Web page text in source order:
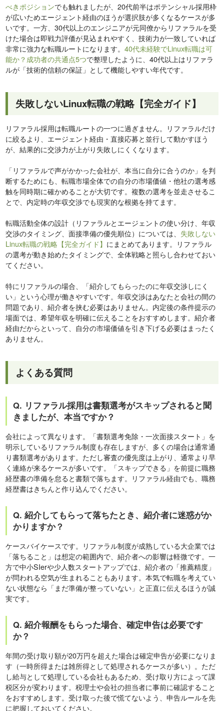
べきポジションでも触れましたが、20代前半はポテンシャル採用枠
が広いためエージェント経由のほうが選択肢が多くなるケースが多
いです。一方、30代以上のエンジニアが元同僚からリファラルを受
けた場合は即戦力評価が見込まれやすく、技術力が一致していれば
非常に強力な転職ルートになります。40代未経験でLinux転職は可
能か？成功者の共通点5つで整理したように、40代以上はリファラ
ルが「技術的信頼の保証」として機能しやすい年代です。
失敗しないLinux転職の戦略【完全ガイド】
リファラル採用は転職ルートの一つに過ぎません。リファラルだけ
に絞るより、エージェント経由・直接応募と並行して動かすほう
が、結果的に交渉力が上がり失敗しにくくなります。
「リファラルで声がかかった会社が、本当に自分に合うのか」を判
断するためにも、転職市場全体での自分の市場価値・他社の選考感
触を同時期に確かめることが大切です。複数の選考を並走させるこ
とで、内定時の年収交渉でも現実的な根拠を持てます。
転職活動全体の設計（リファラルとエージェントの使い分け、年収
交渉のタイミング、面接準備の優先順位）については、 失敗しない
Linux転職の戦略【完全ガイド】 にまとめてあります。リファラル
の選考が動き始めたタイミングで、全体戦略と照らし合わせておい
てください。
特にリファラルの場合、「紹介してもらったのに年収交渉しにく
い」という心理が働きやすいです。年収交渉はあなたと会社の間の
問題であり、紹介者を挟む必要はありません。内定後の条件提示の
場面では、希望年収を明確に伝えることをおすすめします。紹介者
経由だからといって、自分の市場価値を引き下げる必要はまったく
ありません。
よくある質問
Q. リファラル採用は書類選考がスキップされると聞
きましたが、本当ですか？
会社によって異なります。「書類選考免除・一次面接スタート」を
明示しているリファラル制度も存在しますが、多くの場合は通常通
り書類選考があります。ただし審査の優先度は上がり、通常より早
く連絡が来るケースが多いです。「スキップできる」を前提に職務
経歴書の準備を怠ると書類で落ちます。リファラル経由でも、職務
経歴書はきちんと作り込んでください。
Q. 紹介してもらって落ちたとき、紹介者に迷惑がか
かりますか？
ケースバイケースです。リファラル制度が成熟している大企業では
「落ちること」は想定の範囲内で、紹介者への影響は軽微です。一
方で中小SIerや少人数スタートアップでは、紹介者の「推薦精度」
が問われる空気が生まれることもあります。本気で転職を考えてい
ない状態なら「まだ準備が整っていない」と正直に伝えるほうが誠
実です。
Q. 紹介報酬をもらった場合、確定申告は必要です
か？
年間の受け取り額が20万円を超えた場合は確定申告が必要になりま
す（一時所得または雑所得として処理されるケースが多い）。ただ
し給与として処理している会社もあるため、受け取り方によって課
税区分が変わります。税理士や会社の担当者に事前に確認すること
をおすすめします。受け取った後で慌てないよう、申告ルールを先
に把握しておいてください。